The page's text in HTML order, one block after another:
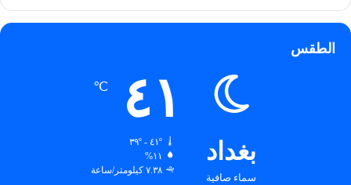
الطقس
بغداد
سماء صافية
٤١ ℃
٤١º - ٣٩º
١١%
٧.٣٨ كيلومتر/ساعة